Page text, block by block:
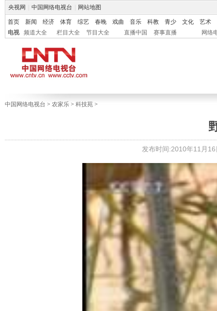
央视网 中国网络电视台 网站地图
首页 新闻 经济 体育 综艺 春晚 戏曲 音乐 科教 青少 文化
艺术
电视
频道大全 栏目大全 节目大全 直播中国 赛事直播 网络
中国网络电视台 > 农家乐 > 科技苑 >
发布时间:2010年11月